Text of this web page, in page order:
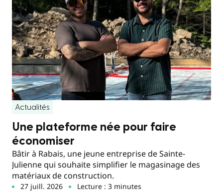
Actualités
Une plateforme née pour faire
économiser
Bâtir à Rabais, une jeune entreprise de Sainte-
Julienne qui souhaite simplifier le magasinage des
matériaux de construction.
27 juill. 2026 Lecture : 3 minutes